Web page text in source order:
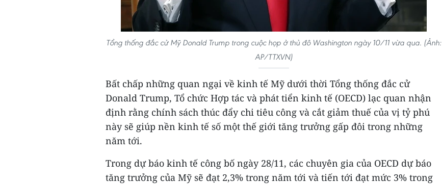
Tổng thống đắc cử Mỹ Donald Trump trong cuộc họp ở thủ đô Washington ngày 10/11 vừa qua. (Ảnh:
AP/TTXVN)
Bất chấp những quan ngại về kinh tế Mỹ dưới thời Tổng thống đắc cử
Donald Trump, Tổ chức Hợp tác và phát tiển kinh tế (OECD) lạc quan nhận
định rằng chính sách thúc đẩy chi tiêu công và cắt giảm thuế của vị tỷ phú
này sẽ giúp nền kinh tế số một thế giới tăng trưởng gấp đôi trong những
năm tới.
Trong dự báo kinh tế công bố ngày 28/11, các chuyên gia của OECD dự báo
tăng trưởng của Mỹ sẽ đạt 2,3% trong năm tới và tiến tới đạt mức 3% trong